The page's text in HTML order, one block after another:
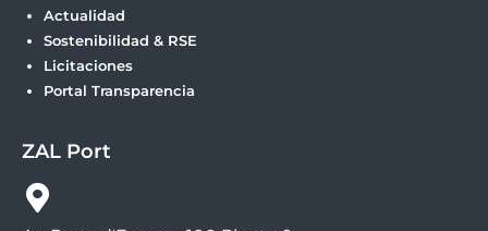
Actualidad
Sostenibilidad & RSE
Licitaciones
Portal Transparencia
ZAL Port